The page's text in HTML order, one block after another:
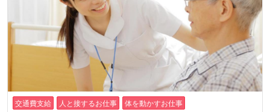
交通費支給 人と接するお仕事
体を動かすお仕事